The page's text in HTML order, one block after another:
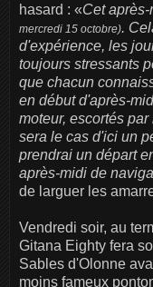
hasard : «Cet
mercredi 15 octobre).
d'expérience, les
toujours stressants
que chacun
en début d'après-
moteur, escortés
sera le cas d'ici un
prendrai un départ
après-midi de
de larguer les
Vendredi soir, au
Gitana Eighty fera
Sables d'Olonne
moins fameux